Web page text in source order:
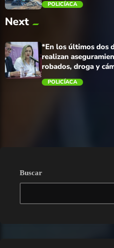
POLICÍACA
Next
*En los últimos dos
realizan
robados, droga y
POLICÍACA
Buscar